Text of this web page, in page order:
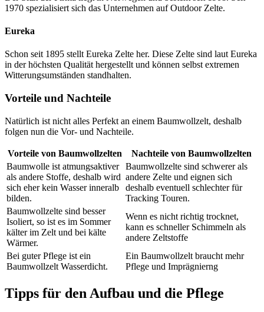
1970 spezialisiert sich das Unternehmen auf Outdoor Zelte.
Eureka
Schon seit 1895 stellt Eureka Zelte her. Diese Zelte sind laut Eureka
in der höchsten Qualität hergestellt und können selbst extremen
Witterungsumständen standhalten.
Vorteile und Nachteile
Natürlich ist nicht alles Perfekt an einem Baumwollzelt, deshalb
folgen nun die Vor- und Nachteile.
Vorteile von Baumwollzelten
Nachteile von Baumwollzelten
Baumwolle ist atmungsaktiver
als andere Stoffe, deshalb wird
sich eher kein Wasser inneralb
bilden.
Baumwollzelte sind schwerer als
andere Zelte und eignen sich
deshalb eventuell schlechter für
Tracking Touren.
Baumwollzelte sind besser
Isoliert, so ist es im Sommer
kälter im Zelt und bei kälte
Wärmer.
Wenn es nicht richtig trocknet,
kann es schneller Schimmeln als
andere Zeltstoffe
Bei guter Pflege ist ein
Baumwollzelt Wasserdicht.
Ein Baumwollzelt braucht mehr
Pflege und Imprägnierng
Tipps für den Aufbau und die Pflege